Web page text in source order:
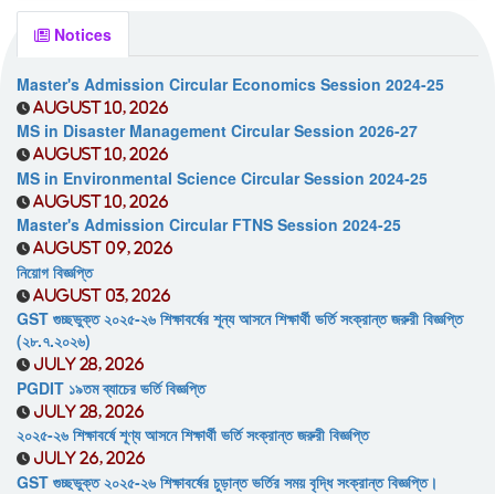
Notices
Master's Admission Circular Economics Session 2024-25
August 10, 2026
MS in Disaster Management Circular Session 2026-27
August 10, 2026
MS in Environmental Science Circular Session 2024-25
August 10, 2026
Master's Admission Circular FTNS Session 2024-25
August 09, 2026
নিয়োগ বিজ্ঞপ্তি
August 03, 2026
GST গুচ্ছভুক্ত ২০২৫-২৬ শিক্ষাবর্ষের শূন্য আসনে শিক্ষার্থী ভর্তি সংক্রান্ত জরুরী বিজ্ঞপ্তি
(২৮.৭.২০২৬)
July 28, 2026
PGDIT ১৯তম ব্যাচের ভর্তি বিজ্ঞপ্তি
July 28, 2026
২০২৫-২৬ শিক্ষাবর্ষে শূণ্য আসনে শিক্ষার্থী ভর্তি সংক্রান্ত জরুরী বিজ্ঞপ্তি
July 26, 2026
GST গুচ্ছভুক্ত ২০২৫-২৬ শিক্ষাবর্ষের চুড়ান্ত ভর্তির সময় বৃদ্ধি সংক্রান্ত বিজ্ঞপ্তি।